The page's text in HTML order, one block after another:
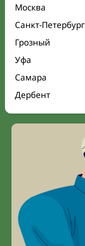
Москва
Санкт-Петербург
Грозный
Уфа
Самара
Дербент